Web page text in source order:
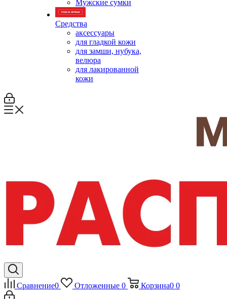
Мужские сумки
Средства
аксессуары
для гладкой кожи
для замши, нубука,
велюра
для лакированной
кожи
Сравнение0 Отложенные 0 Корзина0 0